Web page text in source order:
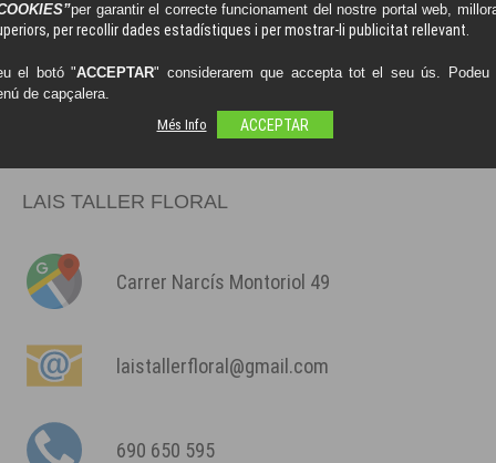
LAIS TALLER FLORAL
LAIS TALLER FLORAL
Carrer Narcís Montoriol 49
laistallerfloral@gmail.com
690 650 595
per garantir el correcte funcionament del nostre portal web,
per recollir dades estadístiques i per mostrar-li publicitat rellevant.
el botó "ACCEPTAR" considerarem que accepta tot el seu ús.
de capçalera.
Més Info
ACCEPTAR